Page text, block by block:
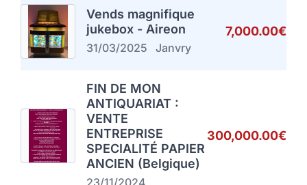
Vends magnifique
jukebox - Aireon
31/03/2025 Janvry
7,000.00€
FIN DE MON
ANTIQUARIAT :
VENTE
ENTREPRISE
SPECIALITÉ PAPIER
ANCIEN (Belgique)
300,000.00€